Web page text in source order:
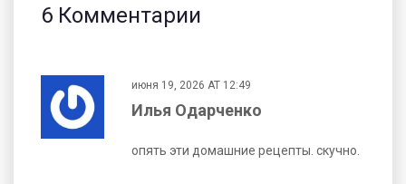
6 Комментарии
июня 19, 2026 AT 12:49
Илья Одарченко
опять эти домашние рецепты. скучно.